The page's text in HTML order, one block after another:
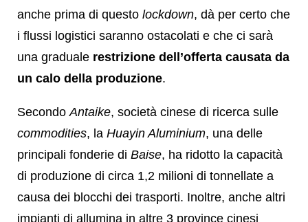
anche prima di questo lockdown, dà per certo che
i flussi logistici saranno ostacolati e che ci sarà
una graduale restrizione dell’offerta causata da
un calo della produzione.
Secondo Antaike, società cinese di ricerca sulle
commodities, la Huayin Aluminium, una delle
principali fonderie di Baise, ha ridotto la capacità
di produzione di circa 1,2 milioni di tonnellate a
causa dei blocchi dei trasporti. Inoltre, anche altri
impianti di allumina in altre 3 province cinesi